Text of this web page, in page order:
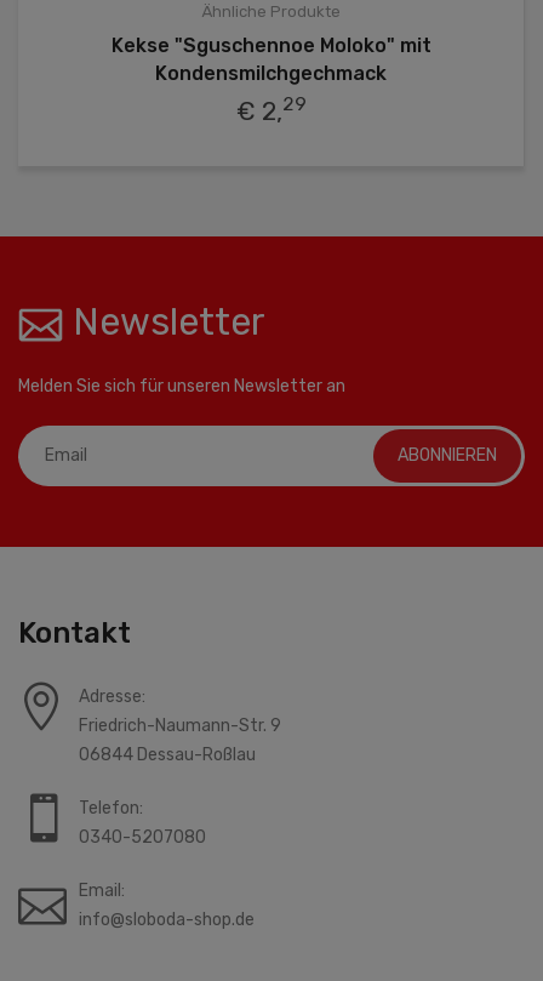
Ähnliche Produkte
Kekse "Sguschennoe Moloko" mit
Kondensmilchgechmack
€ 2,29
Newsletter
Melden Sie sich für unseren Newsletter an
ABONNIEREN
Kontakt
Adresse:
Friedrich-Naumann-Str. 9
06844 Dessau-Roßlau
Telefon:
0340-5207080
Email:
info@sloboda-shop.de